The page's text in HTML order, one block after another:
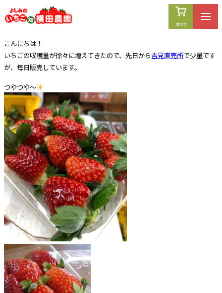
内
容
ス
キ
ッ
こんにちは！
いちごの収穫量が徐々に増えてきたので、先日から吉見直売所で少量です
が、毎日販売しています。
つやつや～